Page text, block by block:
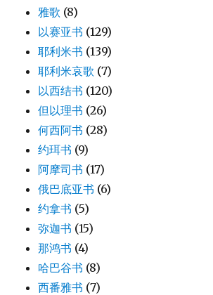
雅歌 (8)
以赛亚书 (129)
耶利米书 (139)
耶利米哀歌 (7)
以西结书 (120)
但以理书 (26)
何西阿书 (28)
约珥书 (9)
阿摩司书 (17)
俄巴底亚书 (6)
约拿书 (5)
弥迦书 (15)
那鸿书 (4)
哈巴谷书 (8)
西番雅书 (7)